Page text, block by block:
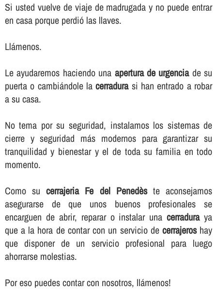
Si usted vuelve de viaje de madrugada y no puede entrar
en casa porque perdió las llaves.
Llámenos.
Le ayudaremos haciendo una apertura de urgenciade su
puerta o cambiándole lacerradurasi han entrado a robar
a su casa.
No tema por su seguridad, instalamos los sistemas de
cierre y seguridad más modernos para garantizar su
tranquilidad y bienestar y el de toda su familia en todo
momento.
Como sucerrajeria Fe del Penedèste aconsejamos
asegurarse de que unos buenos profesionales se
encarguen de abrir, reparar o instalar unacerraduraya
que a la hora de contar con un servicio de cerrajeroshay
que disponer de un servicio profesional para luego
ahorrarse molestias.
Por eso puedes contar con nosotros, llámenos!